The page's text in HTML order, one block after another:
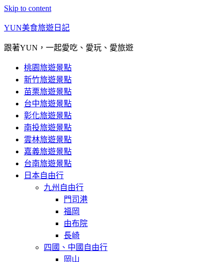
Skip to content
YUN美食旅遊日記
跟著YUN，一起愛吃、愛玩、愛旅遊
桃園旅遊景點
新竹旅遊景點
苗栗旅遊景點
台中旅遊景點
彰化旅遊景點
南投旅遊景點
雲林旅遊景點
嘉義旅遊景點
台南旅遊景點
日本自由行
九州自由行
門司港
福岡
由布院
長崎
四國、中國自由行
岡山